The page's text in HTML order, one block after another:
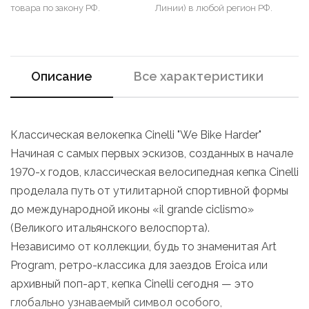
товара по закону РФ. Линии) в любой регион РФ.
Описание Все характеристики
Классическая велокепка Cinelli "We Bike Harder"
Начиная с самых первых эскизов, созданных в начале
1970-х годов, классическая велосипедная кепка Cinelli
проделала путь от утилитарной спортивной формы
до международной иконы «il grande ciclismo»
(Великого итальянского велоспорта).
Независимо от коллекции, будь то знаменитая Art
Program, ретро-классика для заездов Eroica или
архивный поп-арт, кепка Cinelli сегодня — это
глобально узнаваемый символ особого,